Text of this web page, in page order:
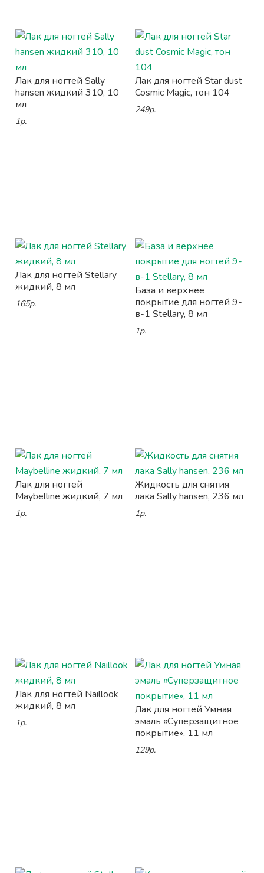
Лак для ногтей Sally
hansen жидкий 310, 10
мл
1р.
Лак для ногтей Star dust
Cosmic Magic, тон 104
249р.
Лак для ногтей Stellary
жидкий, 8 мл
165р.
База и верхнее
покрытие для ногтей 9-
в-1 Stellary, 8 мл
1р.
Лак для ногтей
Maybelline жидкий, 7 мл
1р.
Жидкость для снятия
лака Sally hansen, 236 мл
1р.
Лак для ногтей Naillook
жидкий, 8 мл
1р.
Лак для ногтей Умная
эмаль «Суперзащитное
покрытие», 11 мл
129р.